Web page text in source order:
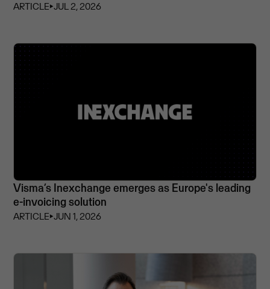
ARTICLE⏵JUL 2, 2026
Visma’s Inexchange emerges as Europe's leading
e-invoicing solution
ARTICLE⏵JUN 1, 2026